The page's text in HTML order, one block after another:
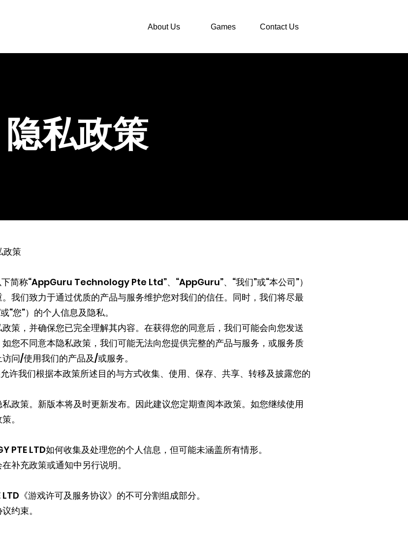
About Us Games Contact Us
隐私政策
政策
下简称“AppGuru Technology Pte Ltd”、“AppGuru”、“我们”或“本公司”）
我们致力于通过优质的产品与服务维护您对我们的信任。同时，我们将尽最
“您”）的个人信息及隐私。
策，并确保您已完全理解其内容。在获得您的同意后，我们可能会向您发送
您不同意本隐私政策，我们可能无法向您提供完整的产品与服务，或服务质
问/使用我们的产品及/或服务。
许我们根据本政策所述目的与方式收集、使用、保存、共享、转移及披露您的
政策。新版本将及时更新发布。因此建议您定期查阅本政策。如您继续使用
。
PTE LTD如何收集及处理您的个人信息，但可能未涵盖所有情形。
补充政策或通知中另行说明。
《游戏许可及服务协议》的不可分割组成部分。
约束。